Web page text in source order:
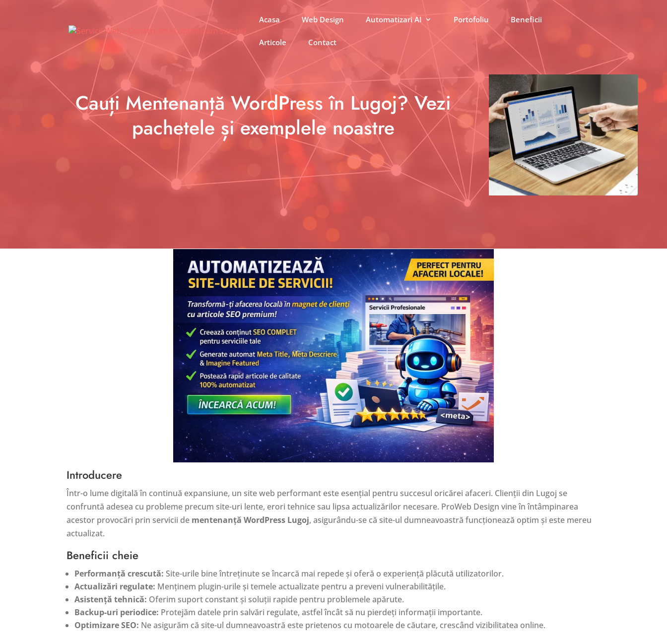
Acasa Web Design Automatizari AI Portofoliu Beneficii
Articole Contact
Cauți Mentenanță WordPress în Lugoj? Vezi
pachetele și exemplele noastre
Introducere
Într-o lume digitală în continuă expansiune, un site web performant este esențial pentru succesul oricărei afaceri. Clienții din Lugoj se
confruntă adesea cu probleme precum site-uri lente, erori tehnice sau lipsa actualizărilor necesare. ProWeb Design vine în întâmpinarea
acestor provocări prin servicii de mentenanță WordPress Lugoj, asigurându-se că site-ul dumneavoastră funcționează optim și este mereu
actualizat.
Beneficii cheie
Performanță crescută: Site-urile bine întreținute se încarcă mai repede și oferă o experiență plăcută utilizatorilor.
Actualizări regulate: Menținem plugin-urile și temele actualizate pentru a preveni vulnerabilitățile.
Asistență tehnică: Oferim suport constant și soluții rapide pentru problemele apărute.
Backup-uri periodice: Protejăm datele prin salvări regulate, astfel încât să nu pierdeți informații importante.
Optimizare SEO: Ne asigurăm că site-ul dumneavoastră este prietenos cu motoarele de căutare, crescând vizibilitatea online.